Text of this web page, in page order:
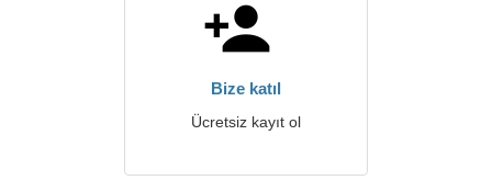
Bize katıl
Ücretsiz kayıt ol